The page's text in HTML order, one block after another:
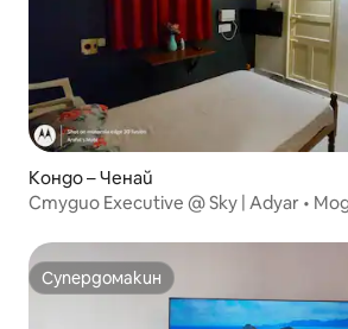
Кондо – Ченай
Студио Executive @ Sky | Adyar •
Супердомакин
Супердомакин